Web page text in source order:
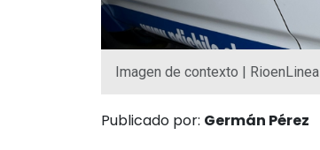
Imagen de contexto | RioenLinea
Publicado por: Germán Pérez